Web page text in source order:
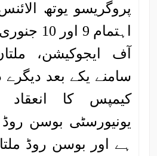
اہتمام 9
آف ایجوکیشن،
سامنے یکے بعد
کیمپس کا انعقاد
یونیورسٹی بوسن روڈ
ہے اور بوسن روڈ